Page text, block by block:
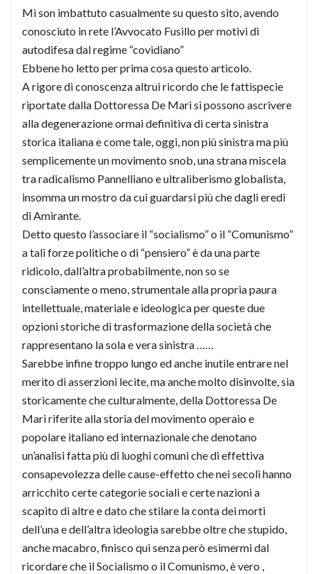
Mi son imbattuto casualmente su questo sito, avendo
conosciuto in rete l’Avvocato Fusillo per motivi di
autodifesa dal regime “covidiano”
Ebbene ho letto per prima cosa questo articolo.
A rigore di conoscenza altrui ricordo che le fattispecie
riportate dalla Dottoressa De Mari si possono ascrivere
alla degenerazione ormai definitiva di certa sinistra
storica italiana e come tale, oggi, non più sinistra ma più
semplicemente un movimento snob, una strana miscela
tra radicalismo Pannelliano e ultraliberismo globalista,
insomma un mostro da cui guardarsi più che dagli eredi
di Amirante.
Detto questo l’associare il “socialismo” o il “Comunismo”
a tali forze politiche o di “pensiero” è da una parte
ridicolo, dall’altra probabilmente, non so se
consciamente o meno, strumentale alla propria paura
intellettuale, materiale e ideologica per queste due
opzioni storiche di trasformazione della società che
rappresentano la sola e vera sinistra ……
Sarebbe infine troppo lungo ed anche inutile entrare nel
merito di asserzioni lecite, ma anche molto disinvolte, sia
storicamente che culturalmente, della Dottoressa De
Mari riferite alla storia del movimento operaio e
popolare italiano ed internazionale che denotano
un’analisi fatta più di luoghi comuni che di effettiva
consapevolezza delle cause-effetto che nei secoli hanno
arricchito certe categorie sociali e certe nazioni a
scapito di altre e dato che stilare la conta dei morti
dell’una e dell’altra ideologia sarebbe oltre che stupido,
anche macabro, finisco qui senza però esimermi dal
ricordare che il Socialismo o il Comunismo, è vero ,